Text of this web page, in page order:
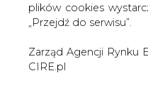
plików cookies
„Przejdź do serwisu”.
Zarząd Agencji Rynku
CIRE.pl
Jak zaznaczył bloki
obecnie. "Chcemy
poziomie 18 proc.